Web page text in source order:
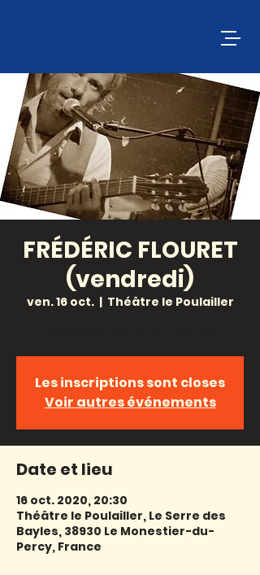
FRÉDÉRIC FLOURET
(vendredi)
ven. 16 oct.
  |
Théâtre le Poulailler
Les inscriptions sont closes
Voir autres événements
Date et lieu
16 oct. 2020, 20:30
Théâtre le Poulailler, Le Serre des
Bayles, 38930 Le Monestier-du-
Percy, France